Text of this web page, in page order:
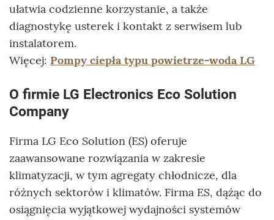
ułatwia codzienne korzystanie, a także
diagnostykę usterek i kontakt z serwisem lub
instalatorem.
Więcej: Pompy ciepła typu powietrze-woda LG
O firmie LG Electronics Eco Solution
Company
Firma LG Eco Solution (ES) oferuje
zaawansowane rozwiązania w zakresie
klimatyzacji, w tym agregaty chłodnicze, dla
różnych sektorów i klimatów. Firma ES, dążąc do
osiągnięcia wyjątkowej wydajności systemów